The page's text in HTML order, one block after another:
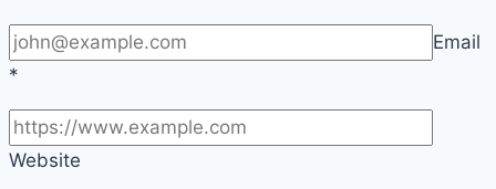
Email
*
Website